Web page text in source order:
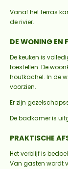
Vanaf het terras
de rivier.
DE WONING EN
De keuken is
toestellen. De
houtkachel. In de
voorzien.
Er zijn
De badkamer is
PRAKTISCHE
Het verblijf is
Van gasten wordt